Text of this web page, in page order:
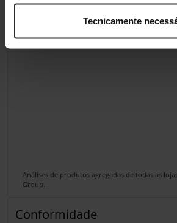
Tecnicamente
Análises de produtos agregadas de todas as
Group.
Conformidade